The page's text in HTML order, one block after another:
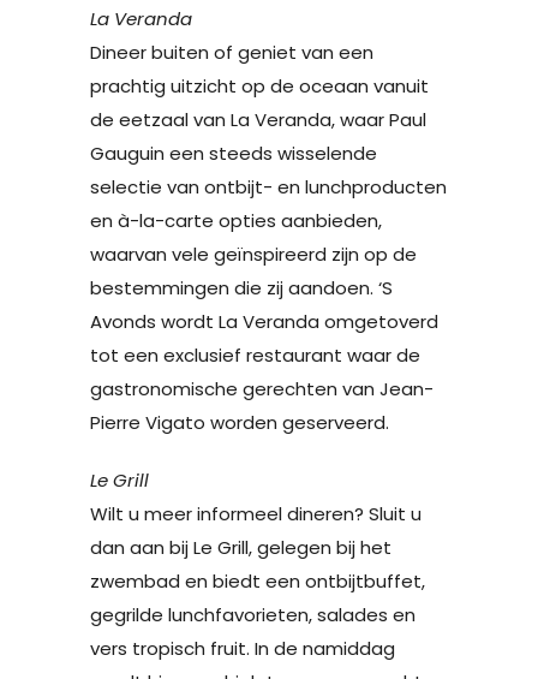
La Veranda
Dineer buiten of geniet van een
prachtig uitzicht op de oceaan vanuit
de eetzaal van La Veranda, waar Paul
Gauguin een steeds wisselende
selectie van ontbijt- en lunchproducten
en à-la-carte opties aanbieden,
waarvan vele geïnspireerd zijn op de
bestemmingen die zij aandoen. ‘S
Avonds wordt La Veranda omgetoverd
tot een exclusief restaurant waar de
gastronomische gerechten van Jean-
Pierre Vigato worden geserveerd.
Le Grill
Wilt u meer informeel dineren? Sluit u
dan aan bij Le Grill, gelegen bij het
zwembad en biedt een ontbijtbuffet,
gegrilde lunchfavorieten, salades en
vers tropisch fruit. In de namiddag